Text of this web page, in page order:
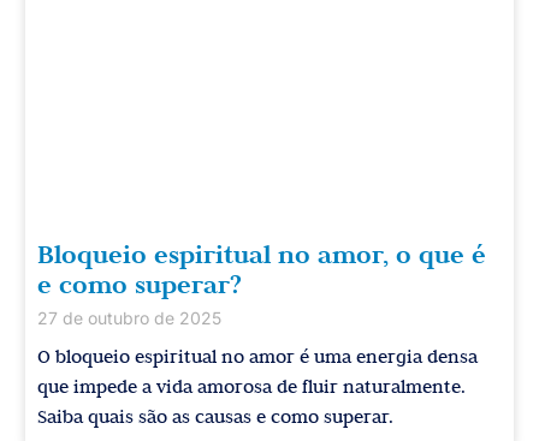
Bloqueio espiritual no amor, o que é
e como superar?
27 de outubro de 2025
O bloqueio espiritual no amor é uma energia densa
que impede a vida amorosa de fluir naturalmente.
Saiba quais são as causas e como superar.